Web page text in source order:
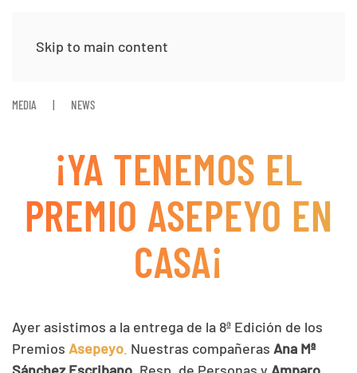
Skip to main content
MEDIA NEWS
¡YA TENEMOS EL
PREMIO ASEPEYO EN
CASA¡
Ayer asistimos a la entrega de la 8ª Edición de los
Premios Asepeyo Nuestras compañeras Ana Mª